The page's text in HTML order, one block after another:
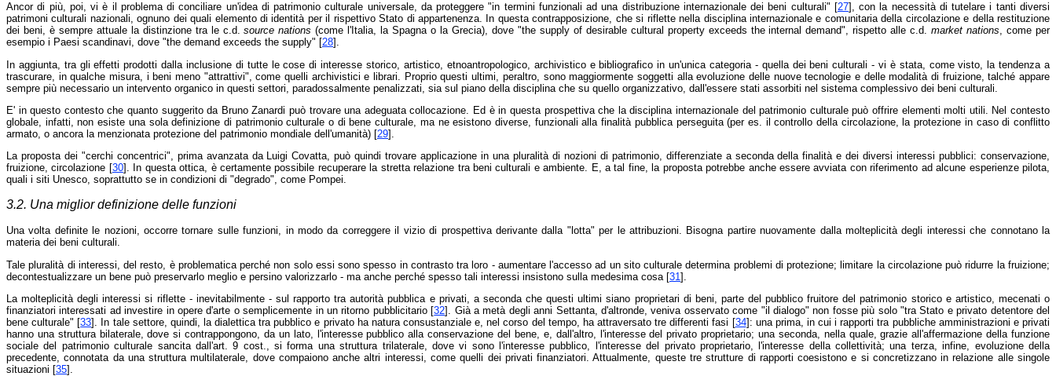
Ancor di più, poi, vi è il problema di conciliare un'idea di patrimonio culturale universale, da proteggere "in termini funzionali ad una distribuzione internazionale dei beni culturali" [27], con la necessità di tutelare i tanti diversi
patrimoni culturali nazionali, ognuno dei quali elemento di identità per il rispettivo Stato di appartenenza. In questa contrapposizione, che si riflette nella disciplina internazionale e comunitaria della circolazione e della restituzione
dei beni, è sempre attuale la distinzione tra le c.d.source nations (come l'Italia, la Spagna o la Grecia), dove "the supply of desirable cultural property exceeds the internal demand", rispetto alle c.d.market nations, come per
esempio i Paesi scandinavi, dove "the demand exceeds the supply" [28].
In aggiunta, tra gli effetti prodotti dalla inclusione di tutte le cose di interesse storico, artistico, etnoantropologico, archivistico e bibliografico in un'unica categoria - quella dei beni culturali - vi è stata, come visto, la tendenza a
trascurare, in qualche misura, i beni meno "attrattivi", come quelli archivistici e librari. Proprio questi ultimi, peraltro, sono maggiormente soggetti alla evoluzione delle nuove tecnologie e delle modalità di fruizione, talché appare
sempre più necessario un intervento organico in questi settori, paradossalmente penalizzati, sia sul piano della disciplina che su quello organizzativo, dall'essere stati assorbiti nel sistema complessivo dei beni culturali.
E' in questo contesto che quanto suggerito da Bruno Zanardi può trovare una adeguata collocazione. Ed è in questa prospettiva che la disciplina internazionale del patrimonio culturale può offrire elementi molti utili. Nel contesto
globale, infatti, non esiste una sola definizione di patrimonio culturale o di bene culturale, ma ne esistono diverse, funzionali alla finalità pubblica perseguita (per es. il controllo della circolazione, la protezione in caso di conflitto
armato, o ancora la menzionata protezione del patrimonio mondiale dell'umanità) [29].
La proposta dei "cerchi concentrici", prima avanzata da Luigi Covatta, può quindi trovare applicazione in una pluralità di nozioni di patrimonio, differenziate a seconda della finalità e dei diversi interessi pubblici: conservazione,
fruizione, circolazione [30]. In questa ottica, è certamente possibile recuperare la stretta relazione tra beni culturali e ambiente. E, a tal fine, la proposta potrebbe anche essere avviata con riferimento ad alcune esperienze pilota,
quali i siti Unesco, soprattutto se in condizioni di "degrado", come Pompei.
3.2. Una miglior definizione delle funzioni
Una volta definite le nozioni, occorre tornare sulle funzioni, in modo da correggere il vizio di prospettiva derivante dalla "lotta" per le attribuzioni. Bisogna partire nuovamente dalla molteplicità degli interessi che connotano la
materia dei beni culturali.
Tale pluralità di interessi, del resto, è problematica perché non solo essi sono spesso in contrasto tra loro - aumentare l'accesso ad un sito culturale determina problemi di protezione; limitare la circolazione può ridurre la fruizione;
decontestualizzare un bene può preservarlo meglio e persino valorizzarlo - ma anche perché spesso tali interessi insistono sulla medesima cosa [31].
La molteplicità degli interessi si riflette - inevitabilmente - sul rapporto tra autorità pubblica e privati, a seconda che questi ultimi siano proprietari di beni, parte del pubblico fruitore del patrimonio storico e artistico, mecenati o
finanziatori interessati ad investire in opere d'arte o semplicemente in un ritorno pubblicitario [32]. Già a metà degli anni Settanta, d'altronde, veniva osservato come "il dialogo" non fosse più solo "tra Stato e privato detentore del
bene culturale" [33]. In tale settore, quindi, la dialettica tra pubblico e privato ha natura consustanziale e, nel corso del tempo, ha attraversato tre differenti fasi [34]: una prima, in cui i rapporti tra pubbliche amministrazioni e privati
hanno una struttura bilaterale, dove si contrappongono, da un lato, l'interesse pubblico alla conservazione del bene, e, dall'altro, l'interesse del privato proprietario; una seconda, nella quale, grazie all'affermazione della funzione
sociale del patrimonio culturale sancita dall'art. 9 cost., si forma una struttura trilaterale, dove vi sono l'interesse pubblico, l'interesse del privato proprietario, l'interesse della collettività; una terza, infine, evoluzione della
precedente, connotata da una struttura multilaterale, dove compaiono anche altri interessi, come quelli dei privati finanziatori. Attualmente, queste tre strutture di rapporti coesistono e si concretizzano in relazione alle singole
situazioni [35].